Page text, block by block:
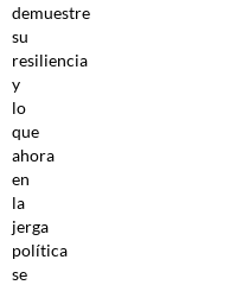
demuestre
su
resiliencia
y
lo
que
ahora
en
la
jerga
política
se